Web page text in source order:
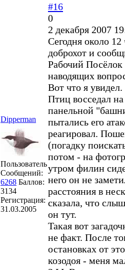
Dipperman
Пользователь
Сообщений:
6268 Баллов:
3134
Регистрация:
31.03.2005
#16
0
2 декабря 2007
Сегодня около
доброхот и
Рабочий
наводящих
Вот что я увидел.
Птиц восседал
панельной
пытались его
реагировал.
(погадку
потом - на
утром филин
него он не
расстояния в
сказала, что
он тут.
Такая вот
не факт. После
остановках от
козодоя - меня